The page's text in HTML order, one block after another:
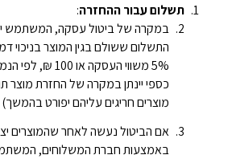
תשלום עבור ההחזרה:
במקרה של ביטול עסקה, המשתמש
התשלום ששולם בגין המוצר בניכוי
5% משווי העסקה
מוצרים חריגים עליהם יפורט בהמשך)
אם הביטול נעשה לאחר שהמוצרים
באמצעות חברת המשלוחים,